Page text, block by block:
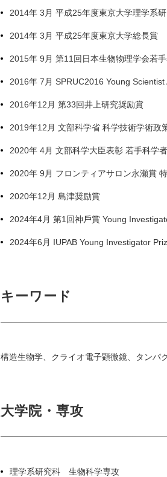
2014年 3月 平成25年度東京大学理学系
2014年 3月 平成25年度東京大学総長賞
2015年 9月 第11回日本生物物理学会若
2016年 7月 SPRUC2016 Young Scientist
2016年12月 第33回井上研究奨励賞
2019年12月 文部科学省 科学技術学術政
2020年 4月 文部科学大臣表彰 若手科学
2020年 9月 フロンティアサロン永瀬賞
2020年12月 島津奨励賞
2024年4月 第1回神⼾賞 Young
2024年6月 IUPAB Young Investigator
キーワード
構造生物学、クライオ電子顕微鏡、タンパ
大学院・専攻
理学系研究科 生物科学専攻